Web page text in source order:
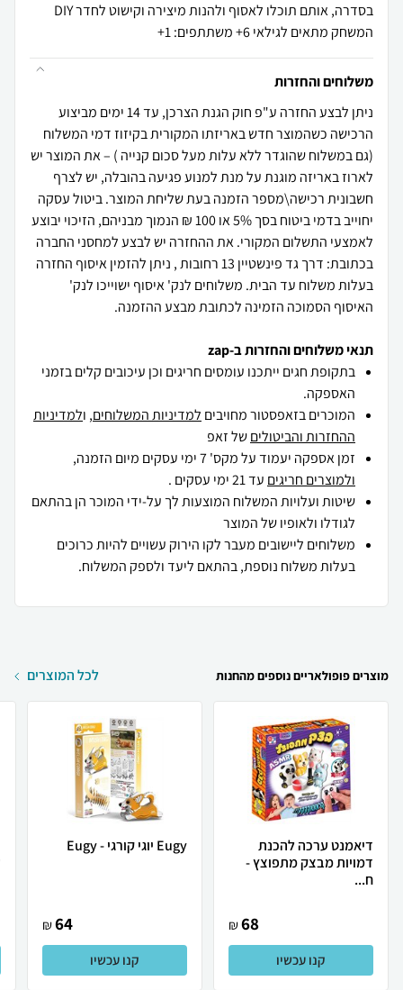
בסדרה, אותם תוכלו לאסוף ולהנות מיצירה וקישוט לחדר DIY
המשחק מתאים לגילאי 6+ משתתפים: 1+
משלוחים והחזרות
ניתן לבצע החזרה ע"פ חוק הגנת הצרכן, עד 14 ימים מביצוע
הרכישה כשהמוצר חדש באריזתו המקורית בקיזוז דמי המשלוח
(גם במשלוח שהוגדר ללא עלות מעל סכום קנייה ) – את המוצר יש
לארוז באריזה מוגנת על מנת למנוע פגיעה בהובלה, יש לצרף
חשבונית רכישה\מספר הזמנה בעת שליחת המוצר. ביטול עסקה
יחוייב בדמי ביטוח בסך 5% או 100 ₪ הנמוך מבניהם, הזיכוי יבוצע
לאמצעי התשלום המקורי. את ההחזרה יש לבצע למחסני החברה
בכתובת: דרך גד פינשטיין 13 רחובות , ניתן להזמין איסוף החזרה
בעלות משלוח עד הבית. משלוחים לנק' איסוף ישוייכו לנק'
האיסוף הסמוכה הזמינה לכתובת מבצע ההזמנה.
תנאי משלוחים והחזרות ב-zap
בתקופת חגים ייתכנו עומסים חריגים וכן עיכובים קלים בזמני
האספקה.
המוכרים בזאפסטור מחויבים למדיניות המשלוחים, ולמדיניות
ההחזרות והביטוליםשל זאפ
זמן אספקה יעמוד על מקס' 7 ימי עסקים מיום הזמנה,
ולמוצרים חריגים עד 21 ימי עסקים .
שיטות ועלויות המשלוח המוצעות לך על-ידי המוכר הן בהתאם
לגודלו ולאופיו של המוצר
משלוחים ליישובים מעבר לקו הירוק עשויים להיות כרוכים
בעלות משלוח נוספת, בהתאם ליעד ולספק המשלוח.
מוצרים פופולאריים נוספים מהחנות לכל המוצרים
דיאמנט ערכה להכנת
דמויות מבצק מתפוצץ -
ח...
68
₪
קנו עכשיו
Eugy יוגי קורגי - Eugy
64
₪
קנו עכשיו